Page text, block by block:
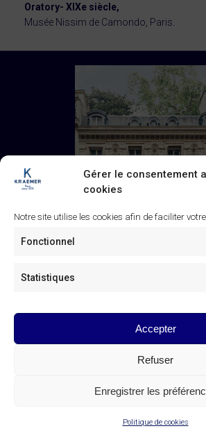
Gérer le consentement
cookies
Notre site utilise les cookies afin de faciliter
Fonctionnel
Statistiques
Accepter
Refuser
Enregistrer les
Politique de cookies
Oratory- XIXe siècle,
Musée Nissim de Camondo, Paris.
43 rue de Monceau, 75008
contact@kraemer.fr
GALERIE KRAEMER
pagepage